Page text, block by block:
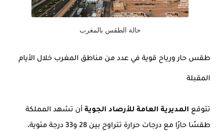
حالة الطقس بالمغرب
طقس حار ورياح قوية في عدد من مناطق المغرب خلال الأيام
المقبلة
تتوقع المديرية العامة للأرصاد الجوية أن تشهد المملكة
طقسًا حارًا مع درجات حرارة تتراوح بين 28 و33 درجة مئوية
،